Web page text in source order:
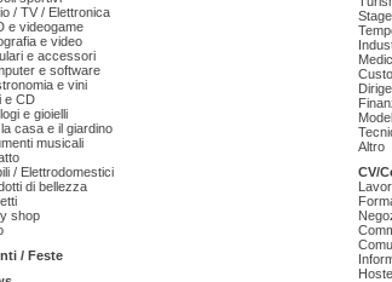
/ TV / Elettronica
e videogame
e video
e accessori
e software
e vini
e CD
e gioielli
casa e il giardino
musicali
/ Elettrodomestici
di bellezza
shop
/ Feste
Altro
CV/